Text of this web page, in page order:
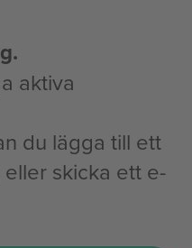
aktiva
du lägga till ett
skicka ett e-